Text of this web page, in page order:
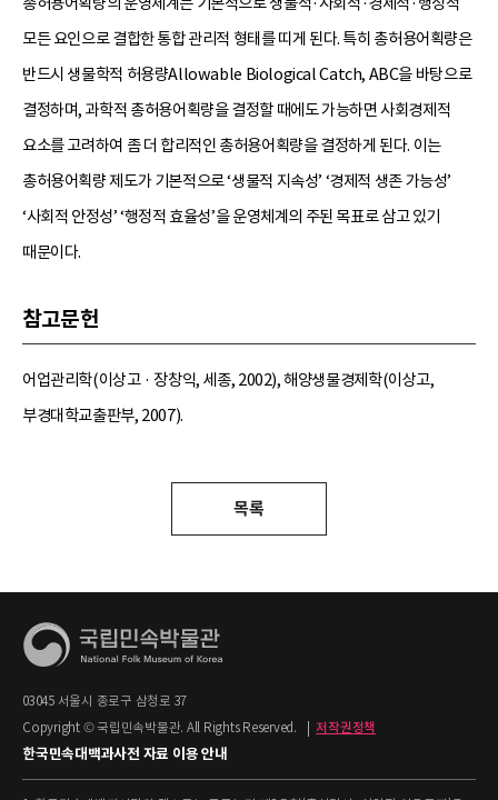
모든 요인으로 결합한 통합 관리적 형태를 띠게 된다. 특히 총허용어획량은
반드시 생물학적 허용량Allowable Biological Catch, ABC을 바탕으로
결정하며, 과학적 총허용어획량을 결정할 때에도 가능하면 사회경제적
요소를 고려하여 좀 더 합리적인 총허용어획량을 결정하게 된다. 이는
총허용어획량 제도가 기본적으로 ‘생물적 지속성’ ‘경제적 생존 가능성’
‘사회적 안정성’ ‘행정적 효율성’을 운영체계의 주된 목표로 삼고 있기
때문이다.
참고문헌
어업관리학(이상고 · 장창익, 세종, 2002), 해양생물경제학(이상고,
부경대학교출판부, 2007).
목록
03045 서울시 종로구 삼청로 37
Copyright © 국립민속박물관. All Rights Reserved.
저작권정책
한국민속대백과사전 자료 이용 안내